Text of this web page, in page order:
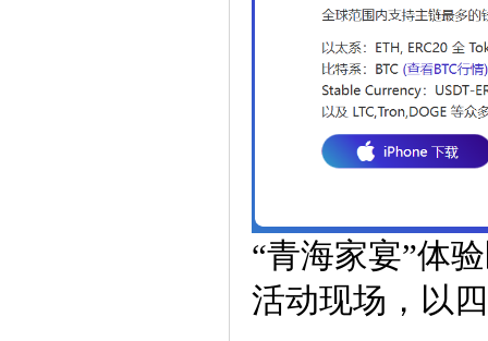
“青海家宴”体
活动现场，以